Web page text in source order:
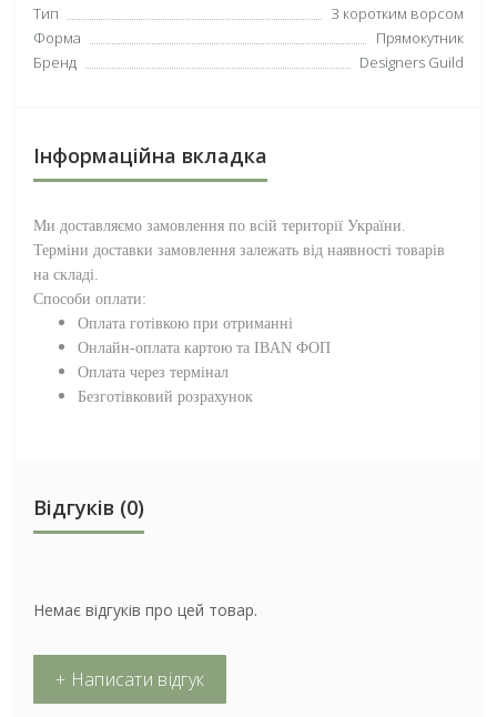
Тип
З коротким ворсом
Форма
Прямокутник
Бренд
Designers Guild
Інформаційна вкладка
Ми доставляємо замовлення по всій території України.
Терміни доставки замовлення залежать від наявності товарів
на складі.
Способи оплати:
Оплата готівкою при отриманні
Онлайн-оплата картою та IBAN ФОП
Оплата через термінал
Безготівковий розрахунок
Відгуків (0)
Немає відгуків про цей товар.
+ Написати відгук